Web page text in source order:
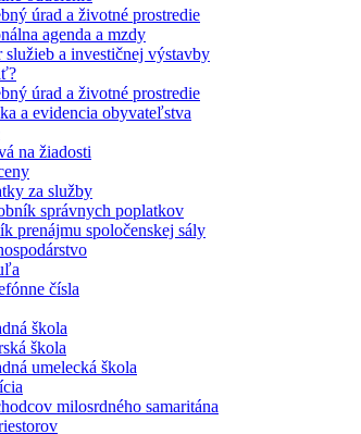
úrad a životné prostredie
agenda a mzdy
služieb a investičnej výstavby
úrad a životné prostredie
a evidencia obyvateľstva
na žiadosti
za služby
správnych poplatkov
prenájmu spoločenskej sály
čísla
škola
škola
umelecká škola
milosrdného samaritána